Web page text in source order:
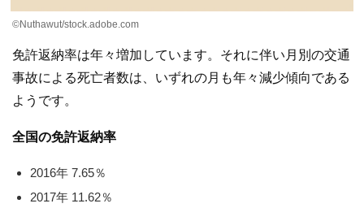
©Nuthawut/stock.adobe.com
免許返納率は年々増加しています。それに伴い月別の交通
事故による死亡者数は、いずれの月も年々減少傾向である
ようです。
全国の免許返納率
2016年 7.65％
2017年 11.62％